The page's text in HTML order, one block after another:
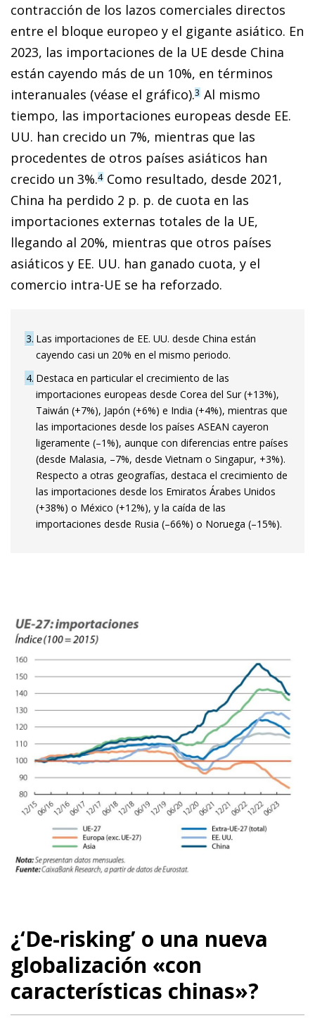
contracción de los lazos comerciales directos
entre el bloque europeo y el gigante asiático. En
2023, las importaciones de la UE desde China
están cayendo más de un 10%, en términos
interanuales (véase el gráfico).3 Al mismo
tiempo, las importaciones europeas desde EE.
UU. han crecido un 7%, mientras que las
procedentes de otros países asiáticos han
crecido un 3%.4 Como resultado, desde 2021,
China ha perdido 2 p. p. de cuota en las
importaciones externas totales de la UE,
llegando al 20%, mientras que otros países
asiáticos y EE. UU. han ganado cuota, y el
comercio intra-UE se ha reforzado.
3 Las importaciones de EE. UU. desde China están
cayendo casi un 20% en el mismo periodo.
4 Destaca en particular el crecimiento de las
importaciones europeas desde Corea del Sur (+13%),
Taiwán (+7%), Japón (+6%) e India (+4%), mientras que
las importaciones desde los países ASEAN cayeron
ligeramente (–1%), aunque con diferencias entre países
(desde Malasia, –7%, desde Vietnam o Singapur, +3%).
Respecto a otras geografías, destaca el cre­­cimiento de
las importaciones desde los Emiratos Árabes Unidos
(+38%) o México (+12%), y la caída de las
importaciones desde Rusia (–66%) o Noruega (–15%).
¿‘De-risking’ o una nueva
globalización «con
características chinas»?